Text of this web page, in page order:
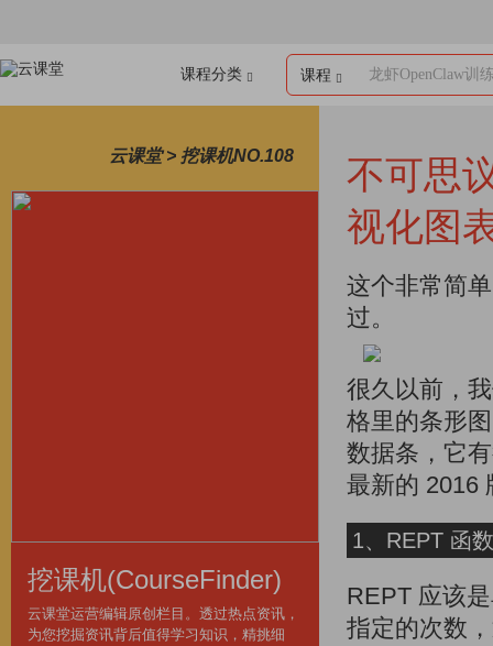
课程分类 课程 龙虾OpenClaw训
云课堂 > 挖课机NO.108
挖课机(CourseFinder)
云课堂运营编辑原创栏目。透过热点资讯，
为您挖掘资讯背后值得学习知识，精挑细
不可思
视化图
这个非常简
过。
很久以前，
格里的条形
数据条，它
最新的 2016
1、REPT 函
REPT 应该
指定的次数